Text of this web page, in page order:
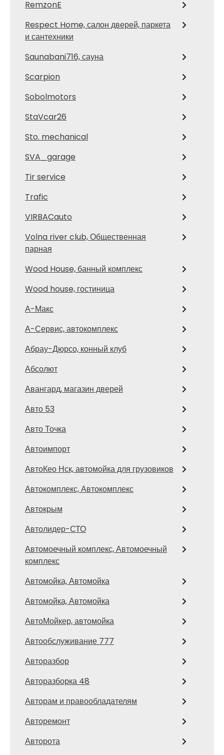
RemzonE
Respect Home, салон дверей, паркета
и сантехники
Saunabani716, сауна
Scarpion
Sobolmotors
StaVcar26
Sto. mechanical
SVA_garage
Tir service
Trafic
VIRBACauto
Volna river club, Общественная
парная
Wood House, банный комплекс
Wood house, гостиница
А-Макс
А-Сервис, автокомплекс
Абрау-Дюрсо, конный клуб
Абсолют
Авангард, магазин дверей
Авто 53
Авто Точка
Автоимпорт
АвтоКео Нск, автомойка для грузовиков
Автокомплекс, Автокомплекс
Автокрым
Автолидер-СТО
Автомоечный комплекс, Автомоечный
комплекс
Автомойка, Автомойка
Автомойка, Автомойка
АвтоМойкер, автомойка
Автообслуживание 777
Авторазбор
Авторазборка 48
Авторам и правообладателям
Авторемонт
Авторота